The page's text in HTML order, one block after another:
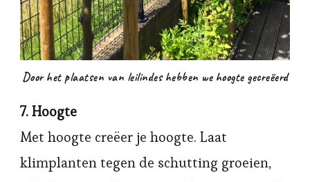
Door het plaatsen van leilindes hebben we hoogte gecreëerd
7. Hoogte
Met hoogte creëer je hoogte. Laat
klimplanten tegen de schutting groeien,